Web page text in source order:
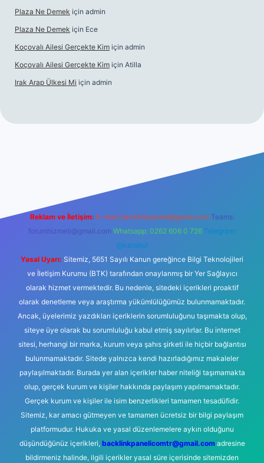
Plaza Ne Demek için admin
Plaza Ne Demek için Ece
Koçovalı Ailesi Gerçekte Kim için admin
Koçovalı Ailesi Gerçekte Kim için Atilla
Irak Arap Ülkesi Mi için admin
Reklam ve İletişim: E-mail: backlinkpaneli@gmail.com Teams:
forumhizmeti@gmail.com Whatsapp: 0262 606 0 726 Telegram:
@karabul
Yasal Uyarı: Sitemiz, 5651 Sayılı Kanun gereğince Bilgi Teknolojileri
ve İletişim Kurumu (BTK) tarafından onaylanmış bir Yer Sağlayıcı
olarak hizmet vermektedir. Bu nedenle, sitedeki içerikleri proaktif
olarak denetleme veya araştırma yükümlülüğümüz bulunmamaktadır.
Ancak, üyelerimiz yazdıkları içeriklerin sorumluluğunu taşımakta olup,
siteye üye olarak bu sorumluluğu kabul etmiş sayılırlar. Bu internet
sitesi, herhangi bir marka, kurum veya şahıs şirketi ile hiçbir bağlantısı
bulunmamaktadır. Sitede yalnızca kendi hazırladığımız makaleler
paylaşılmaktadır. Burada yer alan içerikler haber niteliği taşımamakta
olup, gerçek kurum ve kişiler hakkında paylaşım yapılmamaktadır.
Gerçek kurum ve kişiler ile isim benzerlikleri tamamen tesadüfidir.
Sitemiz, kar amacı gütmeyen ve tamamen ücretsiz bir bilgi paylaşım
platformudur. Hukuka ve yasal düzenlemelere aykırı olduğunu
düşündüğünüz içerikleri, backlinkpanelicomtr@gmail.comadresine
bildirmeniz halinde, ilgili içerikler yasal süre içerisinde sitemizden